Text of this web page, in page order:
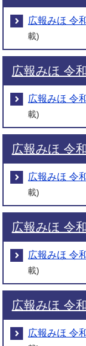
広報みほ 令
載)
広報みほ 令
広報みほ 令
載)
広報みほ 令
広報みほ 令
載)
広報みほ 令
広報みほ 令
載)
広報みほ 令
広報みほ 令